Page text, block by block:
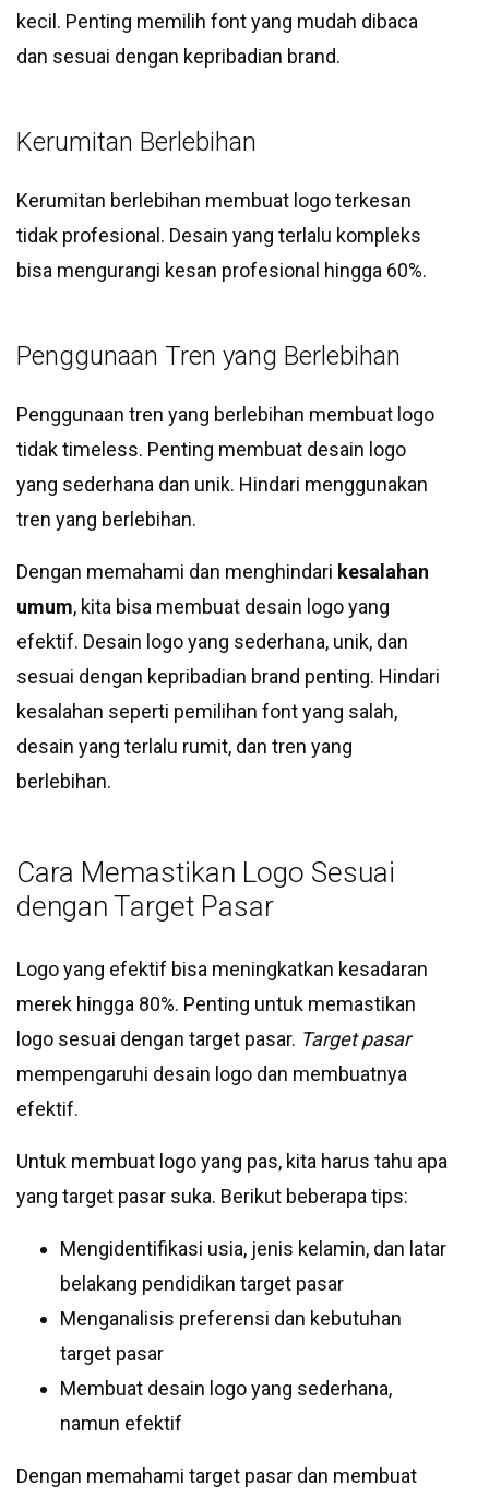
kecil. Penting memilih font yang mudah dibaca
dan sesuai dengan kepribadian brand.
Kerumitan Berlebihan
Kerumitan berlebihan membuat logo terkesan
tidak profesional. Desain yang terlalu kompleks
bisa mengurangi kesan profesional hingga 60%.
Penggunaan Tren yang Berlebihan
Penggunaan tren yang berlebihan membuat logo
tidak timeless. Penting membuat desain logo
yang sederhana dan unik. Hindari menggunakan
tren yang berlebihan.
Dengan memahami dan menghindari kesalahan
umum, kita bisa membuat desain logo yang
efektif. Desain logo yang sederhana, unik, dan
sesuai dengan kepribadian brand penting. Hindari
kesalahan seperti pemilihan font yang salah,
desain yang terlalu rumit, dan tren yang
berlebihan.
Cara Memastikan Logo Sesuai
dengan Target Pasar
Logo yang efektif bisa meningkatkan kesadaran
merek hingga 80%. Penting untuk memastikan
logo sesuai dengan target pasar. Target pasar
mempengaruhi desain logo dan membuatnya
efektif.
Untuk membuat logo yang pas, kita harus tahu apa
yang target pasar suka. Berikut beberapa tips:
Mengidentifikasi usia, jenis kelamin, dan latar
belakang pendidikan target pasar
Menganalisis preferensi dan kebutuhan
target pasar
Membuat desain logo yang sederhana,
namun efektif
Dengan memahami target pasar dan membuat